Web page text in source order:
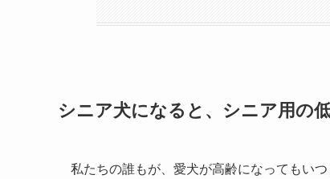
シニア犬になると、シニア用の
私たちの誰もが、愛犬が高齢になってもい